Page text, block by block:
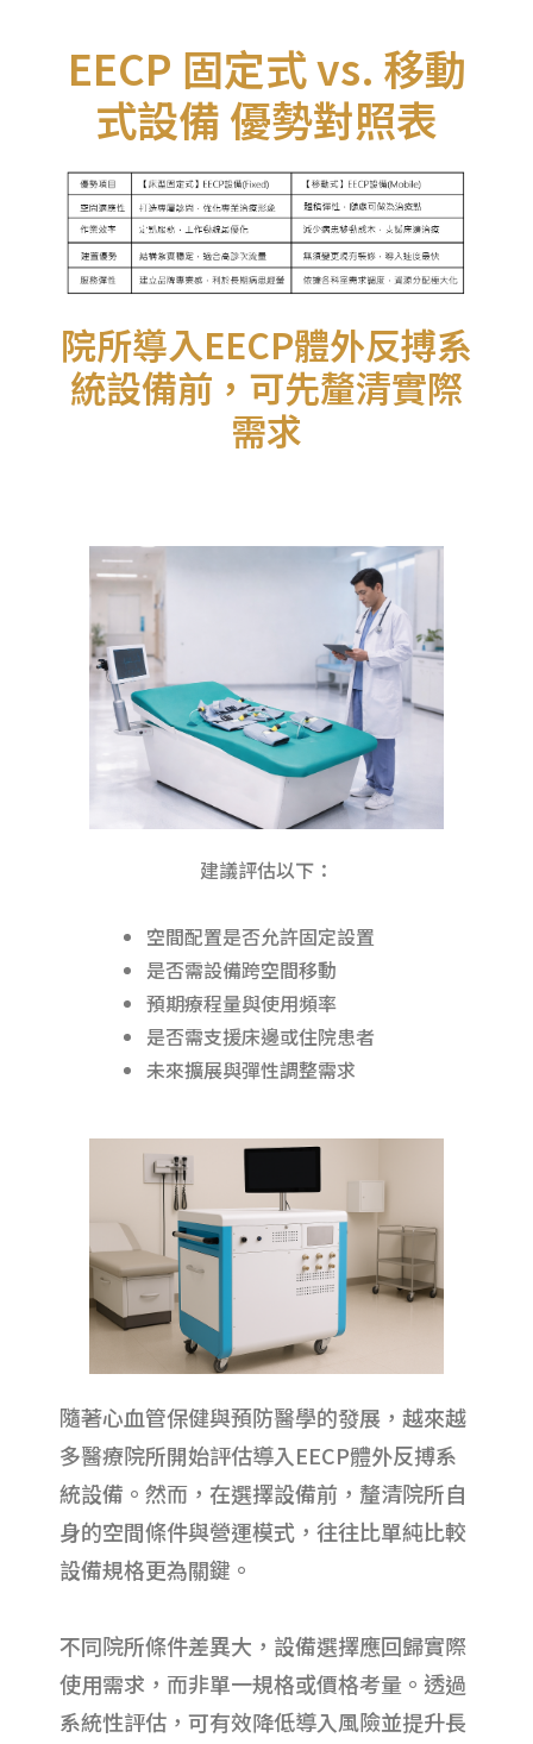
EECP 固定式 vs. 移動
式設備 優勢對照表
院所導入EECP體外反搏系
統設備前，可先釐清實際
需求
建議評估以下：
空間配置是否允許固定設置
是否需設備跨空間移動
預期療程量與使用頻率
是否需支援床邊或住院患者
未來擴展與彈性調整需求
隨著心血管保健與預防醫學的發展，越來越
多醫療院所開始評估導入EECP體外反搏系
統設備。然而，在選擇設備前，釐清院所自
身的空間條件與營運模式，往往比單純比較
設備規格更為關鍵。
不同院所條件差異大，設備選擇應回歸實際
使用需求，而非單一規格或價格考量。透過
系統性評估，可有效降低導入風險並提升長